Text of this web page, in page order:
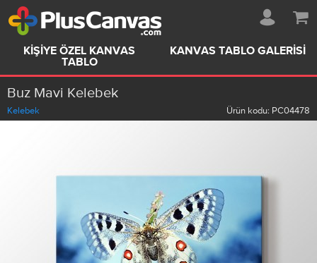
KIŞIYE ÖZEL KANVAS
TABLO
KANVAS TABLO GALERISI
Buz Mavi Kelebek
Kelebek Ürün kodu: PC04478